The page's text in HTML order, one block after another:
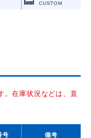
CUSTOM
。在庫状況などは、直
号 備考